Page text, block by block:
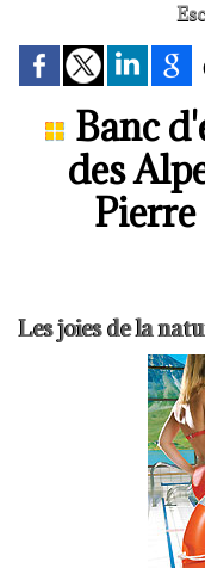
Banc
des
Les joies de la